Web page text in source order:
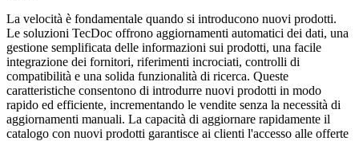
La velocità è fondamentale quando si introducono nuovi prodotti.
Le soluzioni TecDoc offrono aggiornamenti automatici dei dati, una
gestione semplificata delle informazioni sui prodotti, una facile
integrazione dei fornitori, riferimenti incrociati, controlli di
compatibilità e una solida funzionalità di ricerca. Queste
caratteristiche consentono di introdurre nuovi prodotti in modo
rapido ed efficiente, incrementando le vendite senza la necessità di
aggiornamenti manuali. La capacità di aggiornare rapidamente il
catalogo con nuovi prodotti garantisce ai clienti l'accesso alle offerte